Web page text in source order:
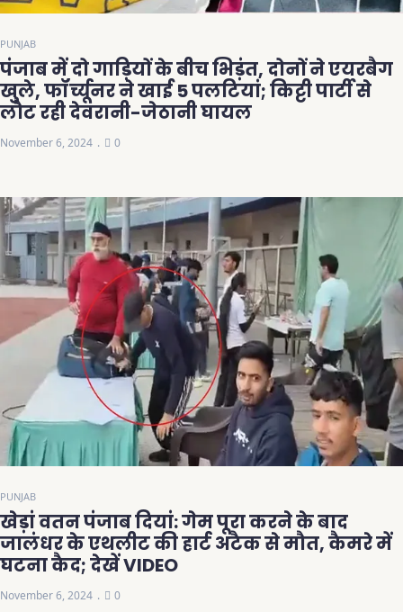
PUNJAB
पंजाब में दो गाड़ियों के बीच भिड़ंत, दोनों ने एयरबैग
खुले, फॉर्च्यूनर ने खाई 5 पलटियां; किट्टी पार्टी से
लौट रही देवरानी-जेठानी घायल
November 6, 2024 0
PUNJAB
खेड़ां वतन पंजाब दियां: गेम पूरा करने के बाद
जालंधर के एथलीट की हार्ट अटैक से मौत, कैमरे में
घटना कैद; देखें VIDEO
November 6, 2024 0